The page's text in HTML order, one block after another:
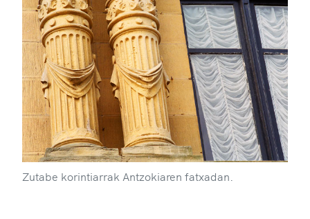
Zutabe korintiarrak Antzokiaren fatxadan.